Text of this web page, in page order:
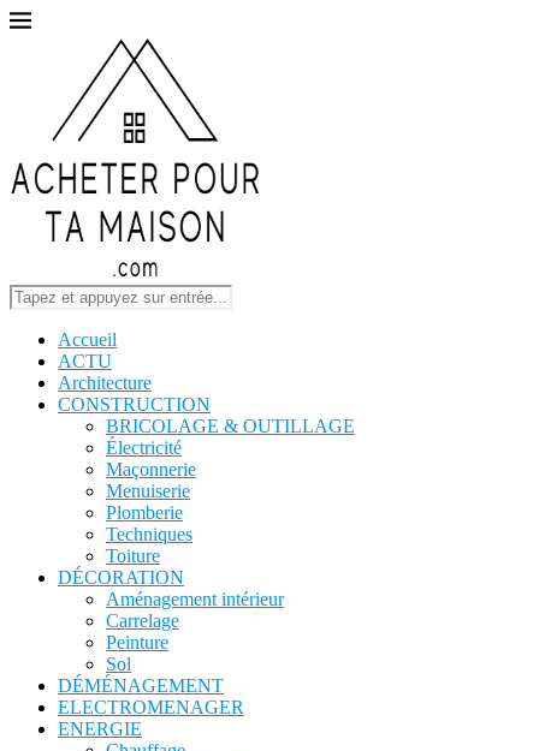
Accueil
ACTU
Architecture
CONSTRUCTION
BRICOLAGE & OUTILLAGE
Électricité
Maçonnerie
Menuiserie
Plomberie
Techniques
Toiture
DÉCORATION
Aménagement intérieur
Carrelage
Peinture
Sol
DÉMÉNAGEMENT
ELECTROMENAGER
ENERGIE